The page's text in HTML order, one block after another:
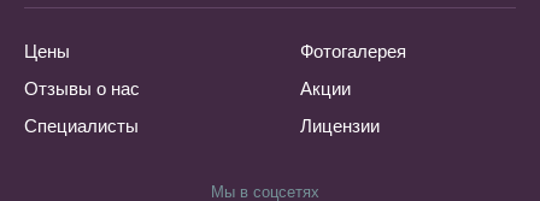
Цены
Отзывы о нас
Специалисты
Фотогалерея
Акции
Лицензии
Мы в соцсетях